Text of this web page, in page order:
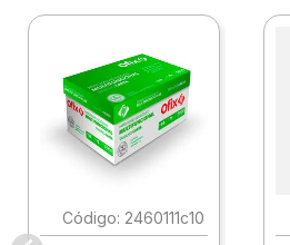
: 2460111c10